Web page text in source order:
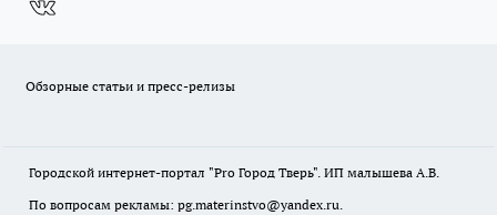
Обзорные статьи и пресс-релизы
Городской интернет-портал "Pro Город Тверь". ИП малышева А.В.
По вопросам рекламы: pg.materinstvo@yandex.ru.